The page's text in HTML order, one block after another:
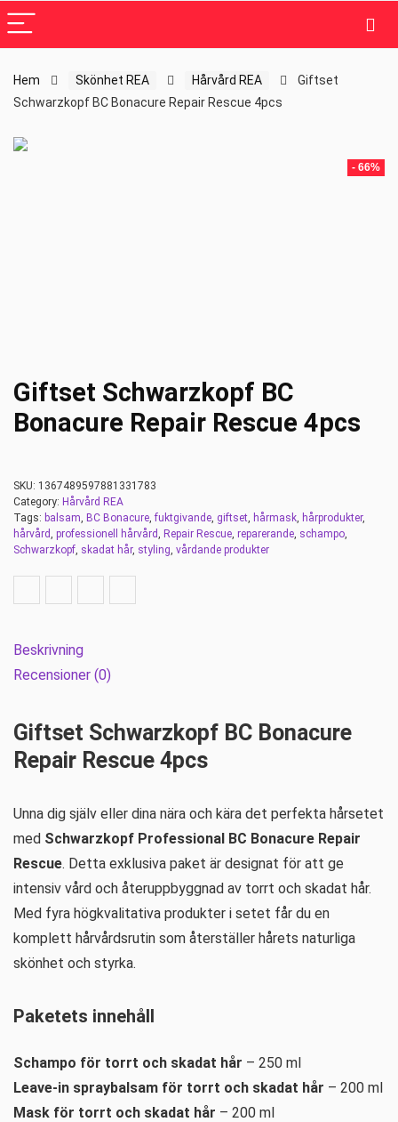
Hem Skönhet REA Hårvård REA
Giftset
Schwarzkopf BC Bonacure Repair Rescue 4pcs
- 66%
Giftset Schwarzkopf BC
Bonacure Repair Rescue 4pcs
SKU: 1367489597881331783
Category: Hårvård REA
Tags: balsam, BC Bonacure,fuktgivande, giftset, hårmask, hårprodukter,
hårvård, professionell hårvård, Repair Rescue, reparerande, schampo,
Schwarzkopf, skadat hår, styling, vårdande produkter
Beskrivning
Recensioner (0)
Giftset Schwarzkopf BC Bonacure
Repair Rescue 4pcs
Unna dig själv eller dina nära och kära det perfekta hårsetet
med Schwarzkopf Professional BC Bonacure Repair
Rescue. Detta exklusiva paket är designat för att ge
intensiv vård och återuppbyggnad av torrt och skadat hår.
Med fyra högkvalitativa produkter i setet får du en
komplett hårvårdsrutin som återställer hårets naturliga
skönhet och styrka.
Paketets innehåll
Schampo för torrt och skadat hår – 250 ml
Leave-in spraybalsam för torrt och skadat hår – 200 ml
Mask för torrt och skadat hår – 200 ml